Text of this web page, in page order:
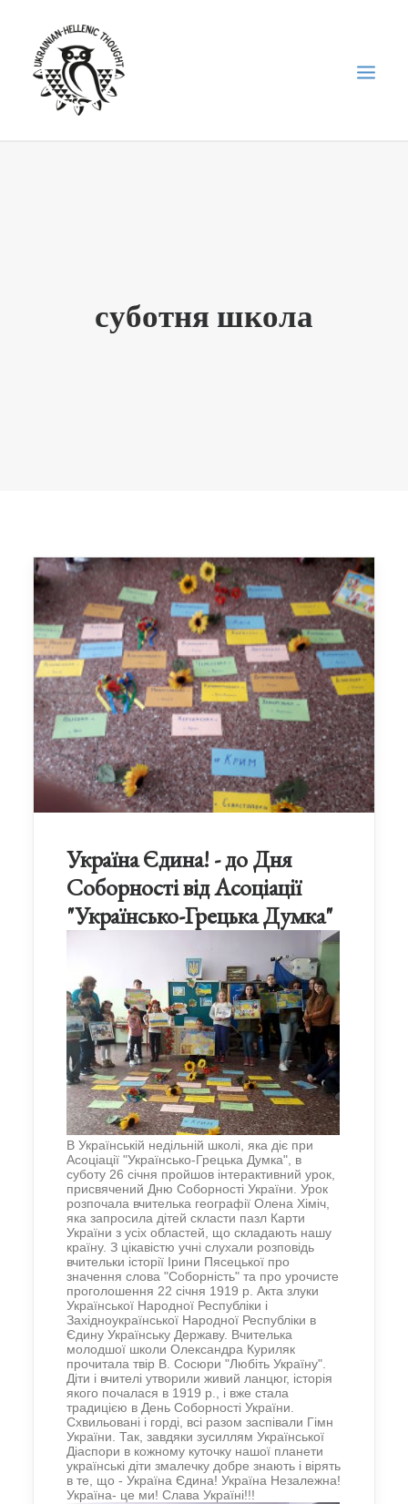
“ВІСНИК”/”ΑΓΓΕΛΙΑΦΌΡΟΣ”
суботня школа
Україна Єдина! - до Дня
Соборності від Асоціації
"Українсько-Грецька Думка"
В Українській недільній школі, яка діє при
Асоціації "Українсько-Грецька Думка", в
суботу 26 січня пройшов інтерактивний урок,
присвячений Дню Соборності України. Урок
розпочала вчителька географії Олена Хіміч,
яка запросила дітей скласти пазл Карти
України з усіх областей, що складають нашу
країну. З цікавістю учні слухали розповідь
вчительки історії Ірини Пясецької про
значення слова "Соборність" та про урочисте
проголошення 22 січня 1919 р. Акта злуки
Української Народної Республіки і
Західноукраїнської Народної Республіки в
Єдину Українську Державу. Вчителька
молодшої школи Олександра Куриляк
прочитала твір В. Сосюри "Любіть Україну".
Діти і вчителі утворили живий ланцюг, історія
якого почалася в 1919 р., і вже стала
традицією в День Соборності України.
Схвильовані і горді, всі разом заспівали Гімн
України. Так, завдяки зусиллям Української
Діаспори в кожному куточку нашої планети
українські діти змалечку добре знають і вірять
в те, що - Україна Єдина! Україна Незалежна!
Україна- це ми! Слава Україні!!!